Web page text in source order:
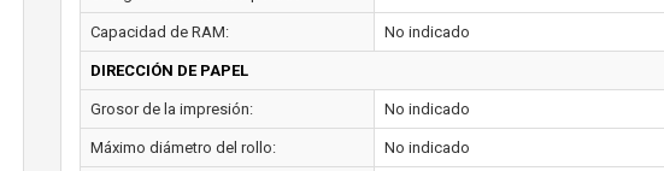
Capacidad de RAM: No indicado
DIRECCIÓN DE PAPEL
Grosor de la impresión: No indicado
Máximo diámetro del rollo: No indicado